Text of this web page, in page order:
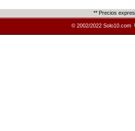
** Precios
© 2002/2022 Solo10.com